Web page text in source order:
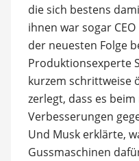
die sich bestens
ihnen war sogar
der neuesten Folge
Produktionsexperte
kurzem schrittweise
zerlegt, dass es
Verbesserungen
Und Musk erklärte,
Gussmaschinen